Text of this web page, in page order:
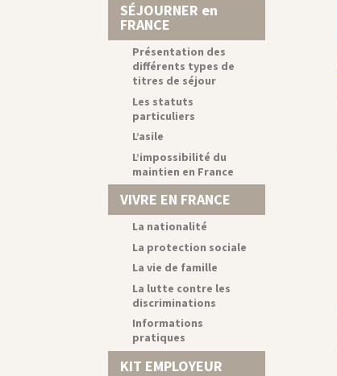
SÉJOURNER en
FRANCE
Présentation des
différents types de
titres de séjour
Les statuts
particuliers
L’asile
L’impossibilité du
maintien en France
VIVRE EN FRANCE
La nationalité
La protection sociale
La vie de famille
La lutte contre les
discriminations
Informations
pratiques
KIT EMPLOYEUR